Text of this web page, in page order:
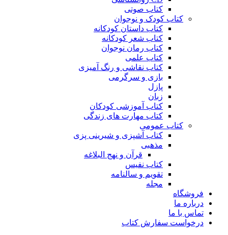
کتاب صوتی
کتاب کودک و نوجوان
کتاب داستان کودکانه
کتاب شعر کودکانه
کتاب رمان نوجوان
کتاب علمی
کتاب نقاشی و رنگ آمیزی
بازی و سرگرمی
پازل
زبان
کتاب آموزشی کودکان
کتاب مهارت های زندگی
کتاب عمومی
کتاب آشپزی و شیرینی پزی
مذهبی
قرآن و نهج البلاغه
کتاب نفیس
تقویم و سالنامه
مجله
فروشگاه
درباره ما
تماس با ما
درخواست سفارش کتاب